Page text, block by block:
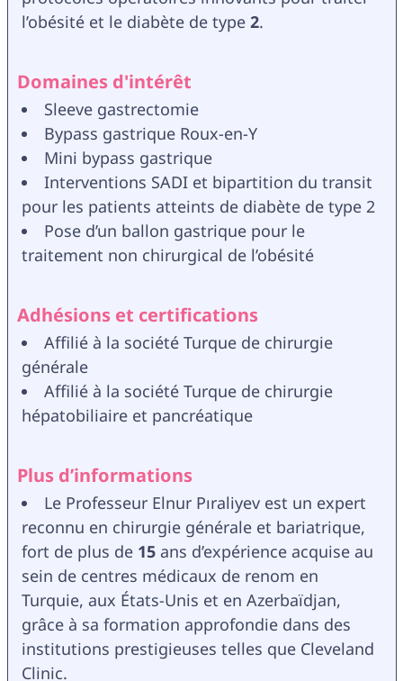
l’obésité et le diabète de type 2.
Domaines d'intérêt
Sleeve gastrectomie
Bypass gastrique Roux-en-Y
Mini bypass gastrique
Interventions SADI et bipartition du transit
pour les patients atteints de diabète de type 2
Pose d’un ballon gastrique pour le
traitement non chirurgical de l’obésité
Adhésions et certifications
Affilié à la société Turque de chirurgie
générale
Affilié à la société Turque de chirurgie
hépatobiliaire et pancréatique
Plus d’informations
Le Professeur Elnur Pıraliyev est un expert
reconnu en chirurgie générale et bariatrique,
fort de plus de 15 ans d’expérience acquise au
sein de centres médicaux de renom en
Turquie, aux États-Unis et en Azerbaïdjan,
grâce à sa formation approfondie dans des
institutions prestigieuses telles que Cleveland
Clinic.